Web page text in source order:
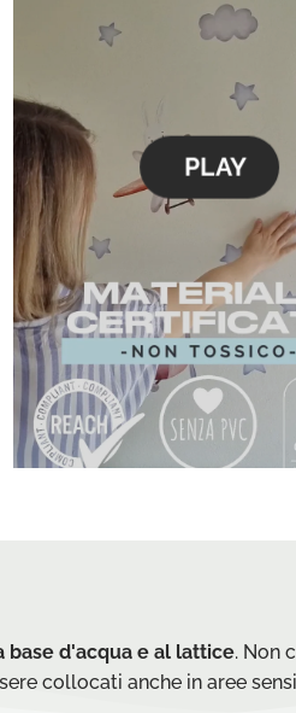
PLAY
base d'acqua e al lattice. Non
collocati anche in aree